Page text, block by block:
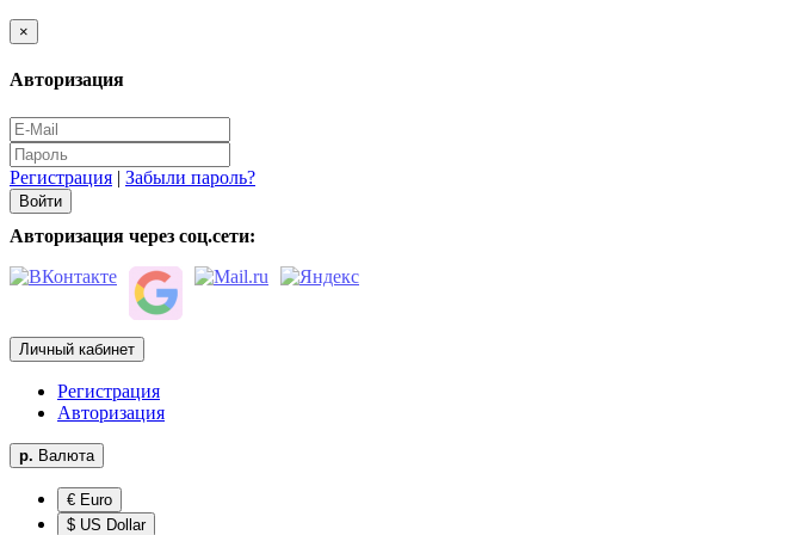
×
Авторизация
Регистрация | Забыли пароль?
Авторизация через соц.сети:
Личный кабинет
Регистрация
Авторизация
р. Валюта
€ Euro
$ US Dollar